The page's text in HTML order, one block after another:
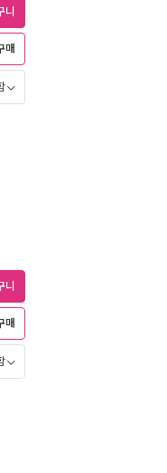
니
매
니
매